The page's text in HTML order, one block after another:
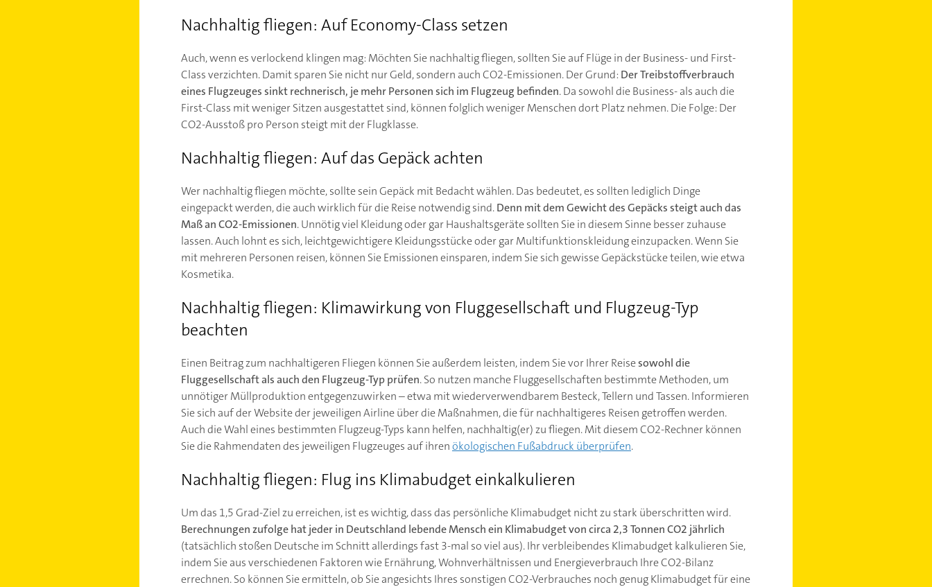
Nachhaltig fliegen: Auf Economy-Class setzen
Auch, wenn es verlockend klingen mag: Möchten Sie nachhaltig fliegen, sollten Sie auf Flüge in der Business- und First-
Class verzichten. Damit sparen Sie nicht nur Geld, sondern auch CO2-Emissionen. Der Grund: Der Treibstoffverbrauch
eines Flugzeuges sinkt rechnerisch, je mehr Personen sich im Flugzeug befinden. Da sowohl die Business- als auch die
First-Class mit weniger Sitzen ausgestattet sind, können folglich weniger Menschen dort Platz nehmen. Die Folge: Der
CO2-Ausstoß pro Person steigt mit der Flugklasse.
Nachhaltig fliegen: Auf das Gepäck achten
Wer nachhaltig fliegen möchte, sollte sein Gepäck mit Bedacht wählen. Das bedeutet, es sollten lediglich Dinge
eingepackt werden, die auch wirklich für die Reise notwendig sind.Denn mit dem Gewicht des Gepäcks steigt auch das
Maß an CO2-Emissionen. Unnötig viel Kleidung oder gar Haushaltsgeräte sollten Sie in diesem Sinne besser zuhause
lassen. Auch lohnt es sich, leichtgewichtigere Kleidungsstücke oder gar Multifunktionskleidung einzupacken. Wenn Sie
mit mehreren Personen reisen, können Sie Emissionen einsparen, indem Sie sich gewisse Gepäckstücke teilen, wie etwa
Kosmetika.
Nachhaltig fliegen: Klimawirkung von Fluggesellschaft und Flugzeug-Typ
beachten
Einen Beitrag zum nachhaltigeren Fliegen können Sie außerdem leisten, indem Sie vor Ihrer Reisesowohl die
Fluggesellschaft als auch den Flugzeug-Typ prüfen. So nutzen manche Fluggesellschaften bestimmte Methoden, um
unnötiger Müllproduktion entgegenzuwirken – etwa mit wiederverwendbarem Besteck, Tellern und Tassen. Informieren
Sie sich auf der Website der jeweiligen Airline über die Maßnahmen, die für nachhaltigeres Reisen getroffen werden.
Auch die Wahl eines bestimmten Flugzeug-Typs kann helfen, nachhaltig(er) zu fliegen. Mit diesem CO2-Rechner können
Sie die Rahmendaten des jeweiligen Flugzeuges auf ihrenökologischen Fußabdruck überprüfen.
Nachhaltig fliegen: Flug ins Klimabudget einkalkulieren
Um das 1,5 Grad-Ziel zu erreichen, ist es wichtig, dass das persönliche Klimabudget nicht zu stark überschritten wird.
Berechnungen zufolge hat jeder in Deutschland lebende Mensch ein Klimabudget von circa 2,3 Tonnen CO2 jährlich
(tatsächlich stoßen Deutsche im Schnitt allerdings fast 3-mal so viel aus). Ihr verbleibendes Klimabudget kalkulieren Sie,
indem Sie aus verschiedenen Faktoren wie Ernährung, Wohnverhältnissen und Energieverbrauch Ihre CO2-Bilanz
errechnen. So können Sie ermitteln, ob Sie angesichts Ihres sonstigen CO2-Verbrauches noch genug Klimabudget für eine